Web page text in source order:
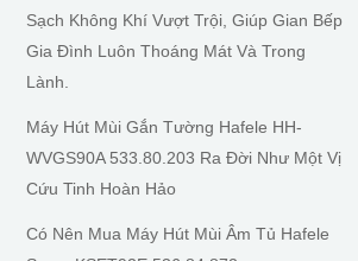
Sạch Không Khí Vượt Trội, Giúp Gian Bếp
Gia Đình Luôn Thoáng Mát Và Trong
Lành.
Máy Hút Mùi Gắn Tường Hafele HH-
WVGS90A 533.80.203 Ra Đời Như Một Vị
Cứu Tinh Hoàn Hảo
Có Nên Mua Máy Hút Mùi Âm Tủ Hafele